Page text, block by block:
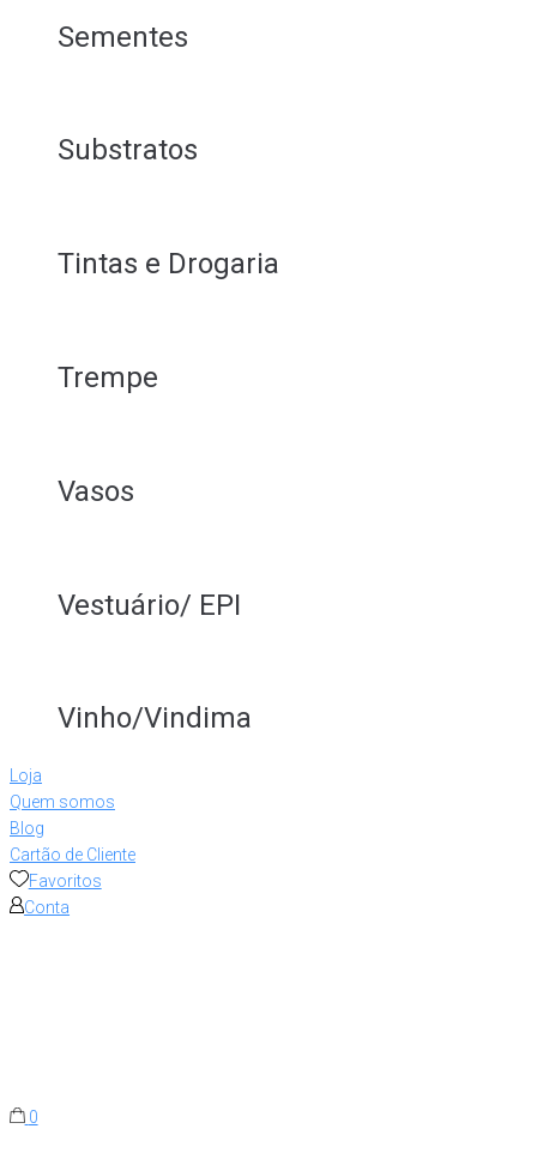
Sementes
Substratos
Tintas e Drogaria
Trempe
Vasos
Vestuário/ EPI
Vinho/Vindima
Loja
Quem somos
Blog
Cartão de Cliente
Favoritos
Conta
0